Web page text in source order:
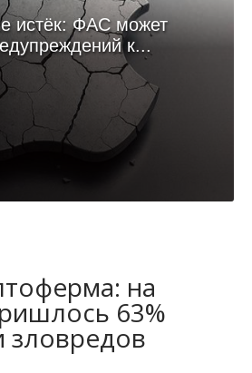
истёк: ФАС может
к...
на
63%
зловредов